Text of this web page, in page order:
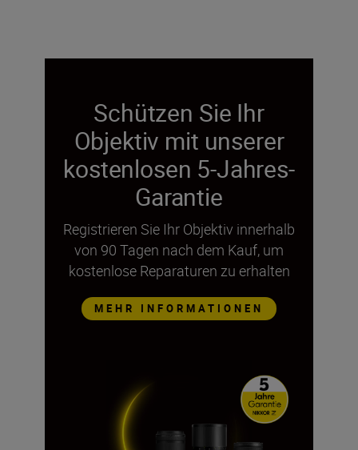
Schützen Sie Ihr
Objektiv mit unserer
kostenlosen 5-Jahres-
Garantie
Registrieren Sie Ihr Objektiv innerhalb
von 90 Tagen nach dem Kauf, um
kostenlose Reparaturen zu erhalten
MEHR INFORMATIONEN